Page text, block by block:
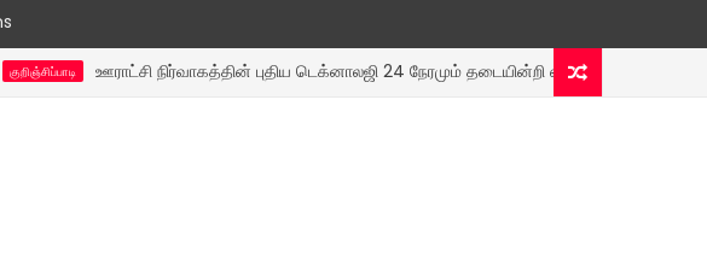
ஊராட்சி நிர்வாகத்தின் புதிய டெக்னாலஜி 24 நேரமும் தடையின்றி எரியும் மின் விளக்குகள்..!